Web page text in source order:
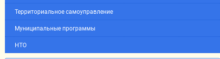
Территориальное самоуправление
Муниципальные программы
НТО